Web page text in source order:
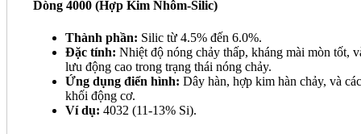
Dòng 4000 (Hợp Kim Nhôm-Silic)
Thành phần: Silic từ 4.5% đến 6.0%.
Đặc tính: Nhiệt độ nóng chảy thấp, kháng mài mòn tốt,
lưu động cao trong trạng thái nóng chảy.
Ứng dụng điển hình: Dây hàn, hợp kim hàn chảy, và các
khối động cơ.
Ví dụ: 4032 (11-13% Si).